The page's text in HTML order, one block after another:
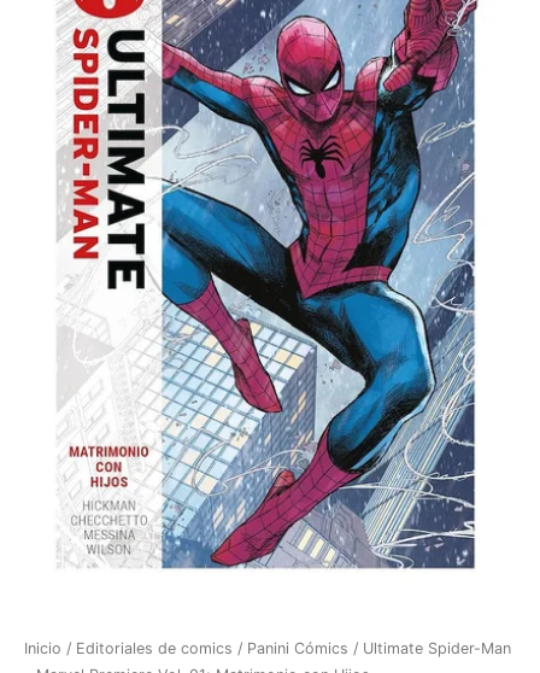
Inicio / Editoriales de comics / Panini Cómics / Ultimate Spider-Man
Premiere
Matrimonio
cantidad